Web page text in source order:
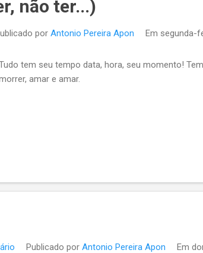
não ter...)
por Antonio Pereira Apon Em segunda-
tem seu tempo data, hora, seu momento!
amar e amar.
Publicado por Antonio Pereira Apon Em